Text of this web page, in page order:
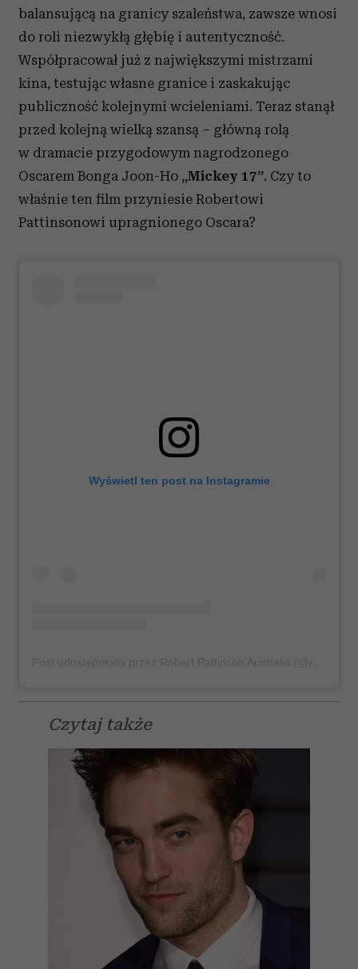
balansującą na granicy szaleństwa, zawsze wnosi
do roli niezwykłą głębię i autentyczność.
Współpracował już z największymi mistrzami
kina, testując własne granice i zaskakując
publiczność kolejnymi wcieleniami. Teraz stanął
przed kolejną wielką szansą – główną rolą
w dramacie przygodowym nagrodzonego
Oscarem Bonga Joon-Ho „Mickey 17”. Czy to
właśnie ten film przyniesie Robertowi
Pattinsonowi upragnionego Oscara?
Wyświetl ten post na Instagramie
Czytaj także